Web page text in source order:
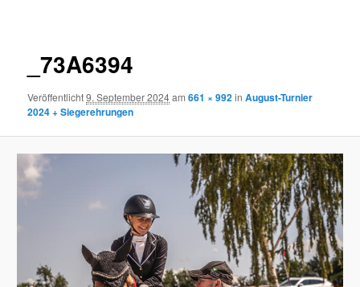
_73A6394
Veröffentlicht9. September 2024am661 × 992inAugust-Turnier
2024 + Siegerehrungen